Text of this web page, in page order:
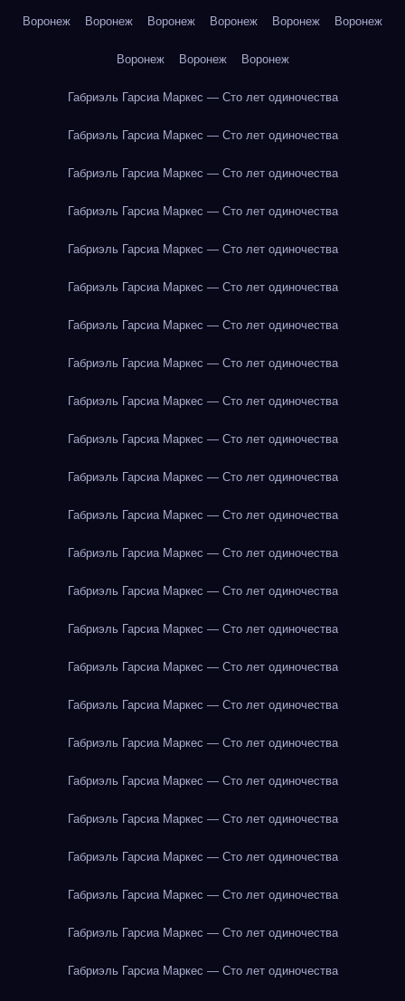
Воронеж Воронеж Воронеж Воронеж Воронеж Воронеж
Воронеж Воронеж Воронеж
Габриэль Гарсиа Маркес — Сто лет одиночества
Габриэль Гарсиа Маркес — Сто лет одиночества
Габриэль Гарсиа Маркес — Сто лет одиночества
Габриэль Гарсиа Маркес — Сто лет одиночества
Габриэль Гарсиа Маркес — Сто лет одиночества
Габриэль Гарсиа Маркес — Сто лет одиночества
Габриэль Гарсиа Маркес — Сто лет одиночества
Габриэль Гарсиа Маркес — Сто лет одиночества
Габриэль Гарсиа Маркес — Сто лет одиночества
Габриэль Гарсиа Маркес — Сто лет одиночества
Габриэль Гарсиа Маркес — Сто лет одиночества
Габриэль Гарсиа Маркес — Сто лет одиночества
Габриэль Гарсиа Маркес — Сто лет одиночества
Габриэль Гарсиа Маркес — Сто лет одиночества
Габриэль Гарсиа Маркес — Сто лет одиночества
Габриэль Гарсиа Маркес — Сто лет одиночества
Габриэль Гарсиа Маркес — Сто лет одиночества
Габриэль Гарсиа Маркес — Сто лет одиночества
Габриэль Гарсиа Маркес — Сто лет одиночества
Габриэль Гарсиа Маркес — Сто лет одиночества
Габриэль Гарсиа Маркес — Сто лет одиночества
Габриэль Гарсиа Маркес — Сто лет одиночества
Габриэль Гарсиа Маркес — Сто лет одиночества
Габриэль Гарсиа Маркес — Сто лет одиночества